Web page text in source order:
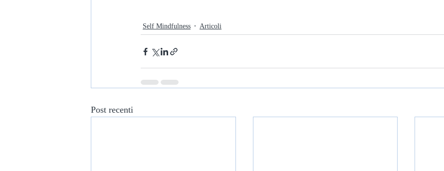
Self Mindfulness Articoli
Post recenti